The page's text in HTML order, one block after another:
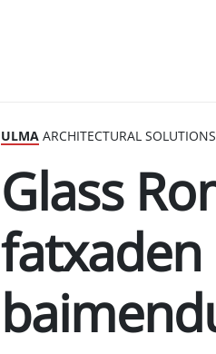
ULMA ARCHITECTURAL SOLUTIONS
Glass
fatxaden